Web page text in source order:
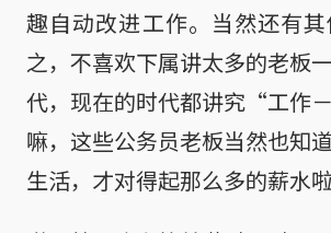
趣自动改进工作。当然还有
之，不喜欢下属讲太多的老板
代，现在的时代都讲究“工作
嘛，这些公务员老板当然也知
生活，才对得起那么多的薪水啦